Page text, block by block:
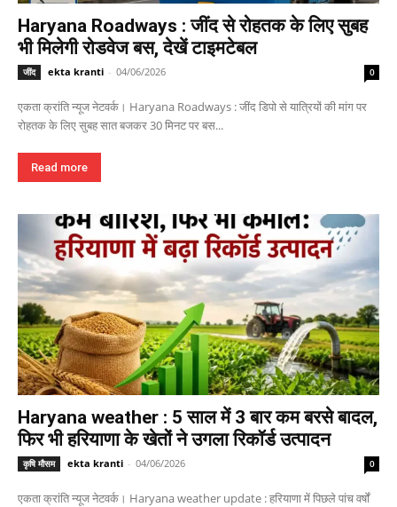
Haryana Roadways : जींद से रोहतक के लिए सुबह
भी मिलेगी रोडवेज बस, देखें टाइमटेबल
जींद ekta kranti - 04/06/2026 0
एकता क्रांति न्यूज नेटवर्क। Haryana Roadways : जींद डिपो से यात्रियों की मांग पर
रोहतक के लिए सुबह सात बजकर 30 मिनट पर बस...
Read more
Haryana weather : 5 साल में 3 बार कम बरसे बादल,
फिर भी हरियाणा के खेतों ने उगला रिकॉर्ड उत्पादन
कृषि मौसम ekta kranti - 04/06/2026 0
एकता क्रांति न्यूज नेटवर्क। Haryana weather update : हरियाणा में पिछले पांच वर्षों